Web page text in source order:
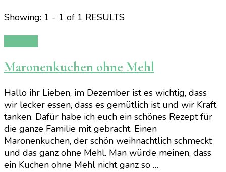
Showing: 1 - 1 of 1 RESULTS
Maronenkuchen ohne Mehl
Hallo ihr Lieben, im Dezember ist es wichtig, dass
wir lecker essen, dass es gemütlich ist und wir Kraft
tanken. Dafür habe ich euch ein schönes Rezept für
die ganze Familie mit gebracht. Einen
Maronenkuchen, der schön weihnachtlich schmeckt
und das ganz ohne Mehl. Man würde meinen, dass
ein Kuchen ohne Mehl nicht ganz so …